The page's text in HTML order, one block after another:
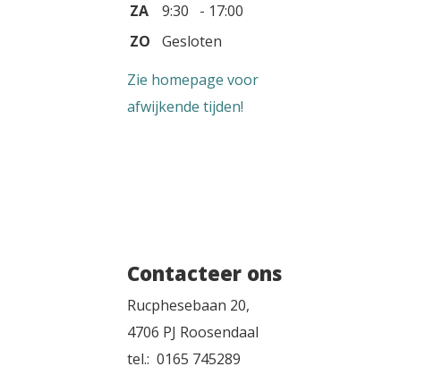
ZA
9:30 - 17:00
ZO
Gesloten
Zie homepage voor
afwijkende tijden!
Contacteer ons
Rucphesebaan 20,
4706 PJ Roosendaal
tel.: 0165 745289